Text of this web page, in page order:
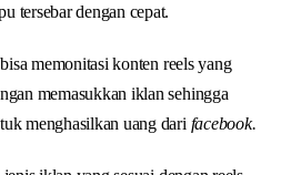
tersebar dengan cepat.
memonitasi konten reels yang
memasukkan iklan sehingga
menghasilkan uang dari facebook.